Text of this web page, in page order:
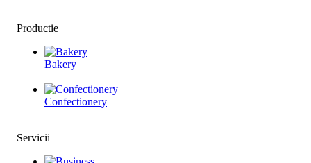
Productie
Bakery
Confectionery
Servicii